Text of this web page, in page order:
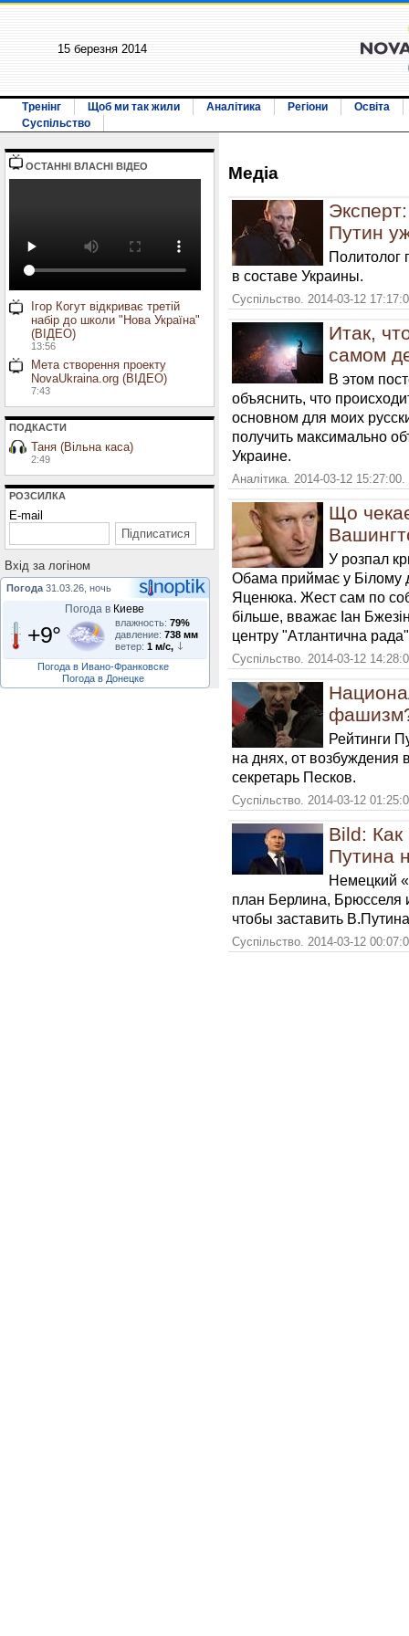
15 березня 2014
Тренінг Щоб ми так жили Аналітика Регіони
Освіта
Суспільство
ОСТАННI ВЛАСНI ВIДЕО
Ігор Когут відкриває третій
набір до школи "Нова Україна"
(ВІДЕО)
13:56
Мета створення проекту
NovaUkraina.org (ВІДЕО)
7:43
ПОДКАСТИ
Таня (Вільна каса)
2:49
РОЗСИЛКА
E-mail
Вхiд за логiном
Погода 31.03.26, ночь
Погода в Киеве
+9° влажность: 79%
давление: 738 мм
ветер: 1 м/с,
Погода в Ивано-Франковске
Погода в Донецке
Медiа
Путин
Политолог
в составе Украины.
Суспільство. 2014-03-12
Итак,
самом
В этом
объяснить, что
основном для моих
получить максимально
Украине.
Аналітика. 2014-03-12
Що
У розпал
Обама приймає у Білому
Яценюка. Жест сам по
більше, вважає Іан
центру "Атлантична
Суспільство. 2014-03-12
Рейтинги
на днях, от возбуждения
секретарь Песков.
Суспільство. 2014-03-12
Bild: Как
Путина
Немецкий
план Берлина, Брюсселя
чтобы заставить
Суспільство. 2014-03-12